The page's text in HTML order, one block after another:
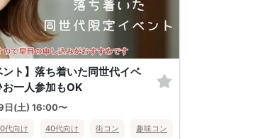
ント】落ち着いた同世代イベ
一人参加もOK
日(土) 16:00〜
代向け 40代向け 街コン 趣味コン